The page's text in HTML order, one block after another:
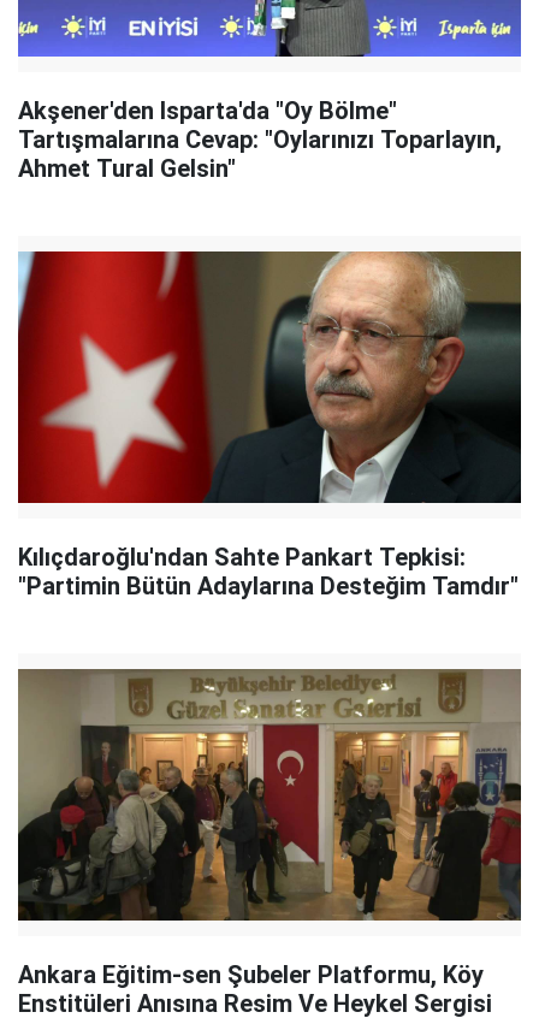
Akşener'den Isparta'da "Oy Bölme"
Tartışmalarına Cevap: "Oylarınızı Toparlayın,
Ahmet Tural Gelsin"
Kılıçdaroğlu'ndan Sahte Pankart Tepkisi:
"Partimin Bütün Adaylarına Desteğim Tamdır"
Ankara Eğitim-sen Şubeler Platformu, Köy
Enstitüleri Anısına Resim Ve Heykel Sergisi